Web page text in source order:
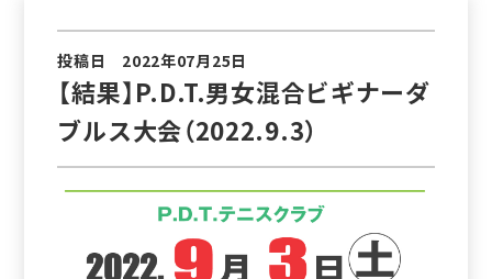
投稿日 2022年07月25日
【結果】P.D.T.男女混合ビギナーダ
ブルス大会（2022.9.3）